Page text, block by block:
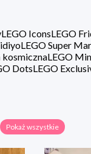
LEGO IconsLEGO
LEGO Super
kosmicznaLEGO
DotsLEGO
Pokaż wszystkie